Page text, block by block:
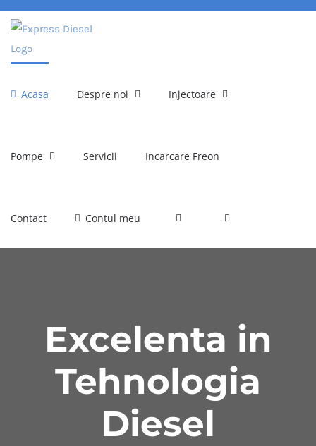
Skip
content
Acasa Despre noi Injectoare
Pompe Servicii Incarcare Freon
Contact Contul meu
Excelenta in
Tehnologia
Diesel